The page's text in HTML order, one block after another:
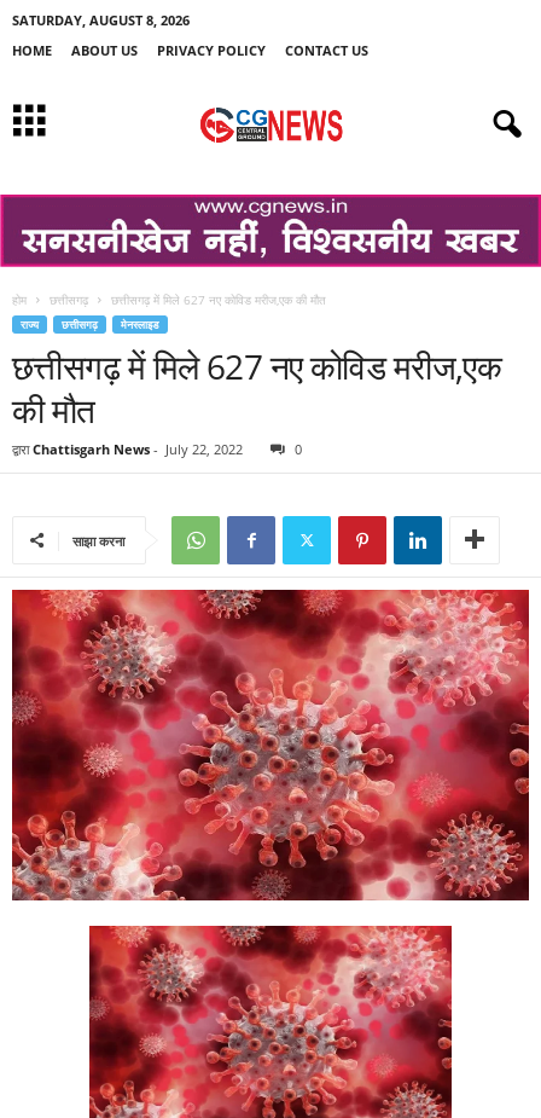
SATURDAY, AUGUST 8, 2026
HOME
ABOUT US PRIVACY POLICY CONTACT US
होम छत्तीसगढ़ छत्तीसगढ़ में मिले 627 नए कोविड मरीज,एक की मौत
राज्य छत्तीसगढ़ मेनस्लाइड
छत्तीसगढ़ में मिले 627 नए कोविड मरीज,एक
की मौत
द्वारा Chattisgarh News - July 22, 2022 0
साझा करना